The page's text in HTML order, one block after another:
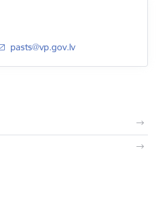
E-pasts:
pasts@vp.gov.lv